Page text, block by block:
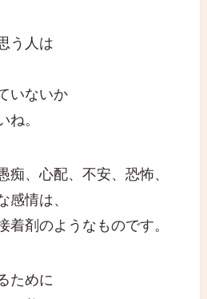
う人は
いないか
ね。
痴、心配、不安、恐怖、
感情は、
着剤のようなものです。
ために